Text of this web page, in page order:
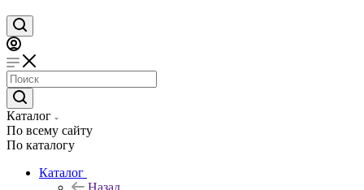
Каталог
По всему сайту
По каталогу
Каталог
Назад